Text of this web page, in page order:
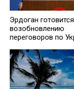
Эрдоган
возобновлению
переговоров по